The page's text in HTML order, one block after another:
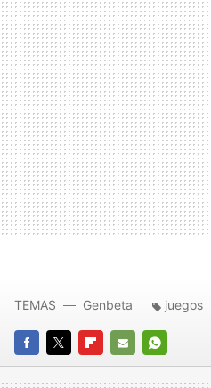
FACEBOOK
TWITTERFLIPBOARD
E-
WHATSAPP
TEMAS Genbeta juegos